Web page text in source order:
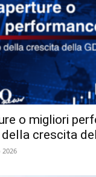
o migliori
crescita
2026